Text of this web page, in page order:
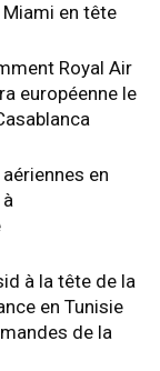
en tête
Royal Air
européenne le
en
à la tête de la
en Tunisie
de la